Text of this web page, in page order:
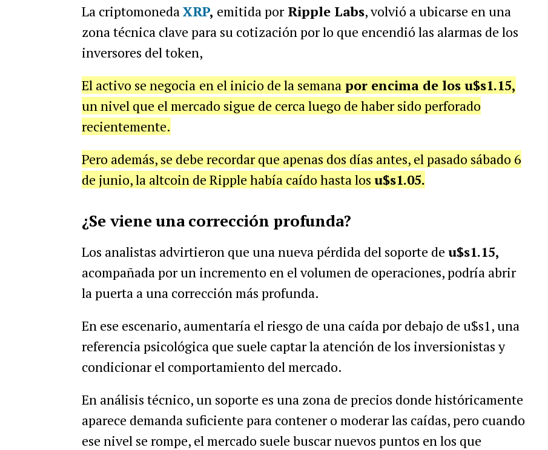
La criptomonedaXRP, emitida porRipple Labs, volvió a ubicarse en una
zona técnica clave para su cotización por lo que encendió las alarmas de los
inversores del token,
El activo se negocia en el inicio de la semanapor encima de los u$s1.15,
un nivel que el mercado sigue de cerca luego de haber sido perforado
recientemente.
Pero además, se debe recordar que apenas dos días antes, el pasado sábado 6
de junio, la altcoin de Ripple había caído hasta los u$s1.05.
¿Se viene una corrección profunda?
Los analistas advirtieron que una nueva pérdida del soporte de u$s1.15,
acompañada por un incremento en el volumen de operaciones, podría abrir
la puerta a una corrección más profunda.
En ese escenario, aumentaría el riesgo de una caída por debajo de u$s1, una
referencia psicológica que suele captar la atención de los inversionistas y
condicionar el comportamiento del mercado.
En análisis técnico, un soporte es una zona de precios donde históricamente
aparece demanda suficiente para contener o moderar las caídas, pero cuando
ese nivel se rompe, el mercado suele buscar nuevos puntos en los que